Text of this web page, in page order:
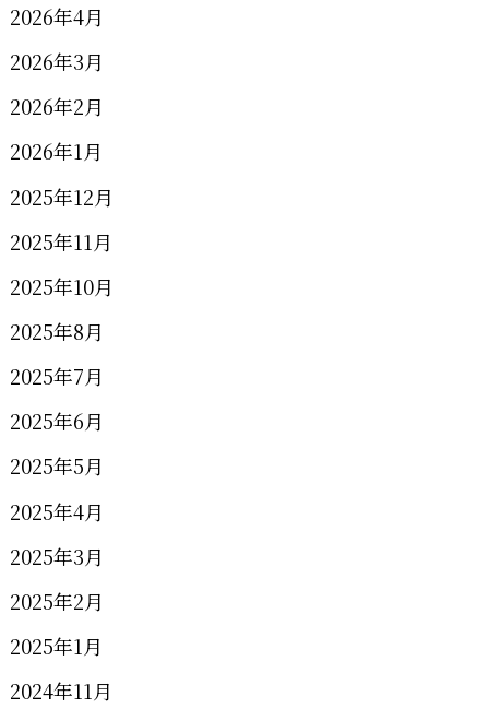
2026年4月
2026年3月
2026年2月
2026年1月
2025年12月
2025年11月
2025年10月
2025年8月
2025年7月
2025年6月
2025年5月
2025年4月
2025年3月
2025年2月
2025年1月
2024年11月